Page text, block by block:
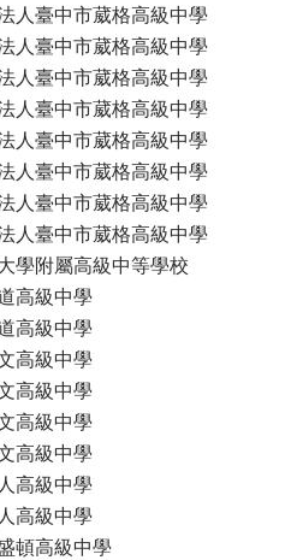
人臺中市葳格高級中學
人臺中市葳格高級中學
人臺中市葳格高級中學
人臺中市葳格高級中學
人臺中市葳格高級中學
人臺中市葳格高級中學
人臺中市葳格高級中學
人臺中市葳格高級中學
學附屬高級中等學校
高級中學
高級中學
高級中學
高級中學
高級中學
高級中學
高級中學
高級中學
頓高級中學